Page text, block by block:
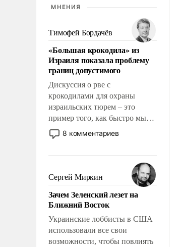
МНЕНИЯ
Тимофей Бордачёв
«Большая крокодила» из
Израиля показала проблему
границ допустимого
Дискуссия о рве с
крокодилами для охраны
израильских тюрем – это
пример того, как быстро мы
двигаемся по пути
революционных изменений.
псевдонаучной фантастики,
стало всерьез обсуждаемой
идеей.
8 комментариев
Сергей Миркин
Зачем Зеленский лезет на
Ближний Восток
Украинские лоббисты в США
использовали все свои
возможности, чтобы повлиять